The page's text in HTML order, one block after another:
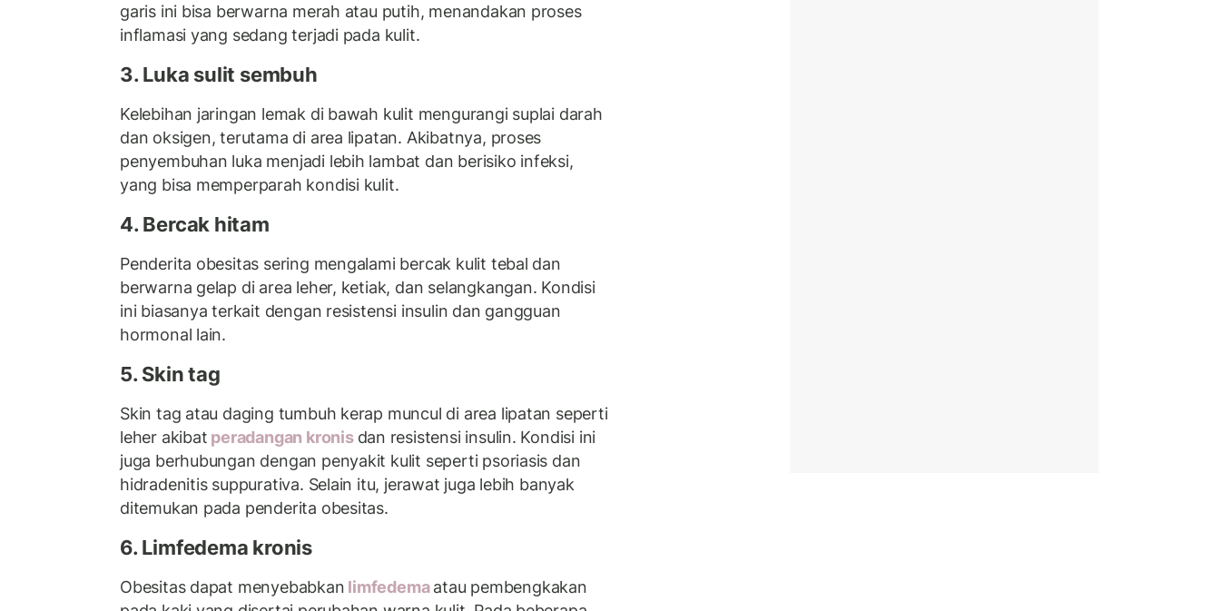
garis ini bisa berwarna merah atau putih, menandakan proses
inflamasi yang sedang terjadi pada kulit.
3. Luka sulit sembuh
Kelebihan jaringan lemak di bawah kulit mengurangi suplai darah
dan oksigen, terutama di area lipatan. Akibatnya, proses
penyembuhan luka menjadi lebih lambat dan berisiko infeksi,
yang bisa memperparah kondisi kulit.
4. Bercak hitam
Penderita obesitas sering mengalami bercak kulit tebal dan
berwarna gelap di area leher, ketiak, dan selangkangan. Kondisi
ini biasanya terkait dengan resistensi insulin dan gangguan
hormonal lain.
5. Skin tag
Skin tag atau daging tumbuh kerap muncul di area lipatan seperti
leher akibat peradangan kronis dan resistensi insulin. Kondisi ini
juga berhubungan dengan penyakit kulit seperti psoriasis dan
hidradenitis suppurativa. Selain itu, jerawat juga lebih banyak
ditemukan pada penderita obesitas.
6. Limfedema kronis
Obesitas dapat menyebabkan limfedemaatau pembengkakan